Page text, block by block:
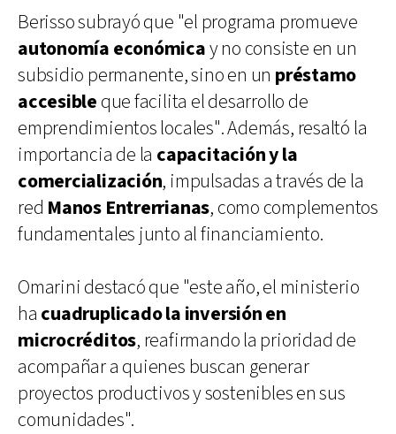
Berisso subrayó que "el programa promueve
autonomía económicay no consiste en un
subsidio permanente, sino en un préstamo
accesible que facilita el desarrollo de
emprendimientos locales". Además, resaltó la
importancia de la capacitación y la
comercialización, impulsadas a través de la
red Manos Entrerrianas, como complementos
fundamentales junto al financiamiento.
Omarini destacó que "este año, el ministerio
ha cuadruplicado la inversión en
microcréditos, reafirmando la prioridad de
acompañar a quienes buscan generar
proyectos productivos y sostenibles en sus
comunidades".